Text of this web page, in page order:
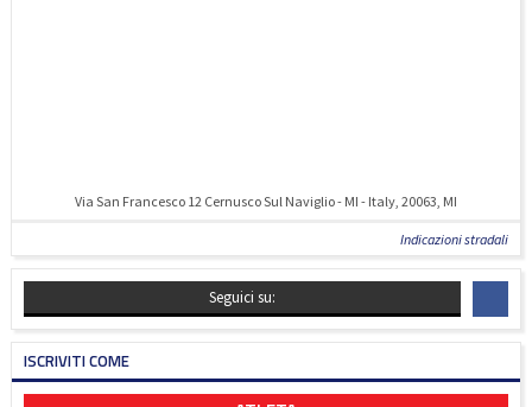
Via San Francesco 12 Cernusco Sul Naviglio - MI - Italy, 20063, MI
Indicazioni stradali
Seguici su:
ISCRIVITI COME